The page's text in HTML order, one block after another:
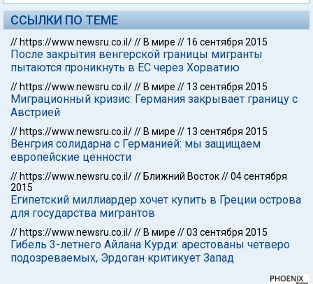
ССЫЛКИ ПО ТЕМЕ
// https://www.newsru.co.il/// В мире // 16 сентября 2015
После закрытия венгерской границы мигранты
пытаются проникнуть в ЕС через Хорватию
// https://www.newsru.co.il/// В мире // 13 сентября 2015
Миграционный кризис: Германия закрывает границу с
Австрией
// https://www.newsru.co.il/// В мире // 13 сентября 2015
Венгрия солидарна с Германией: мы защищаем
европейские ценности
// https://www.newsru.co.il/// Ближний Восток//04 сентября
2015
Египетский миллиардер хочет купить в Греции острова
для государства мигрантов
// https://www.newsru.co.il/// В мире //03 сентября 2015
Гибель 3-летнего Айлана Курди: арестованы четверо
подозреваемых, Эрдоган критикует Запад